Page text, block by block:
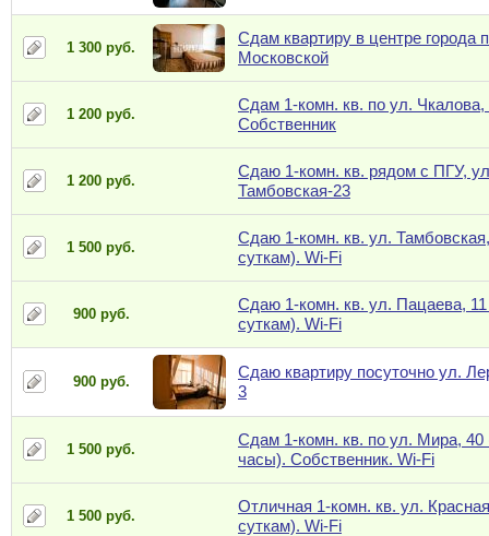
1 300 руб.
Сдам квартиру в центре города
Московской
1 200 руб.
Сдам 1-комн. кв. по ул. Чкалова,
Собственник
1 200 руб.
Сдаю 1-комн. кв. рядом с ПГУ,
Тамбовская-23
1 500 руб.
Сдаю 1-комн. кв. ул.
суткам). Wi-Fi
900 руб.
Сдаю 1-комн. кв. ул. Пацаева,
суткам). Wi-Fi
900 руб.
Сдаю квартиру посуточно ул.
3
1 500 руб.
Сдам 1-комн. кв. по ул. Мира, 40
часы). Собственник. Wi-Fi
1 500 руб.
Отличная 1-комн. кв. ул.
суткам). Wi-Fi